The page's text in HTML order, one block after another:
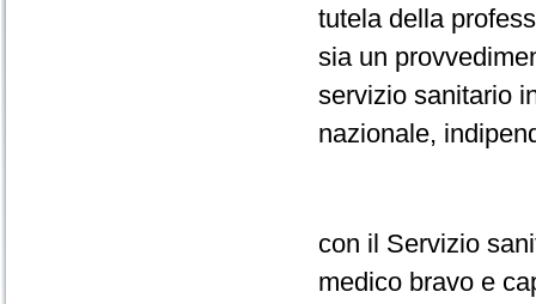
tutela della
sia un
servizio sanitario
nazionale,
con il Servizio
medico bravo e